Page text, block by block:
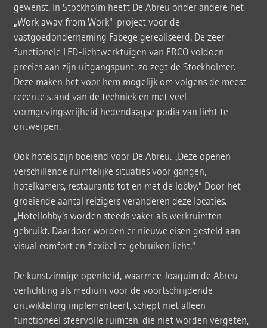
gewenst. In Stockholm heeft De Abreu onder andere het
„Work away from Work“-project voor de
vastgoedonderneming Fabege gerealiseerd. De zeer
functionele LED-lichtwerktuigen van ERCO voldoen
precies aan zijn uitgangspunt, zo zegt de Stockholmer.
Deze maken het voor hem mogelijk om volgens de meest
recente stand van de techniek en met veel
vormgevingsvrijheid hedendaagse podia van licht te
ontwerpen.
Ook hotels zijn boeiend voor De Abreu. „Deze openen
verschillende ruimtelijke situaties voor gangen,
hotelkamers, restaurants tot en met de lobby.“ Door het
groeiende aantal reizigers veranderen deze locaties.
„Hotellobby's worden steeds vaker als werkruimten
gebruikt. Daardoor worden er nieuwe eisen gesteld aan
visual comfort en flexibel te gebruiken licht.“
De kunstzinnige openheid, waarmee Joaquim de Abreu
verlichting als medium voor de voortschrijdende
ontwikkeling implementeert, schept niet alleen
functioneel sfeervolle ruimten, die niet worden vergeten,